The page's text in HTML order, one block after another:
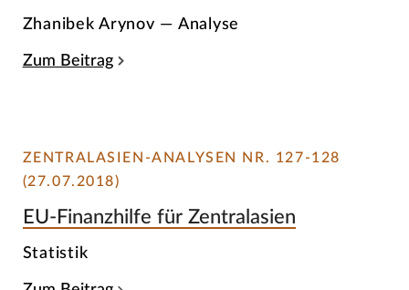
Zhanibek Arynov — Analyse
Zum Beitrag
ZENTRALASIEN-ANALYSEN NR. 127-128
(27.07.2018)
EU-Finanzhilfe für Zentralasien
Statistik